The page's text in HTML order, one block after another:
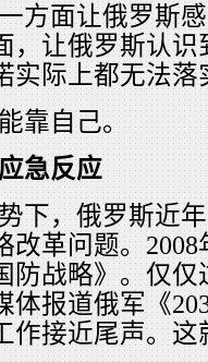
方面让俄罗斯
，让俄罗斯认
实际上都无法落
靠自己。
急反应
下，俄罗斯近
改革问题。
防战略》。仅仅
体报道俄军《
作接近尾声。